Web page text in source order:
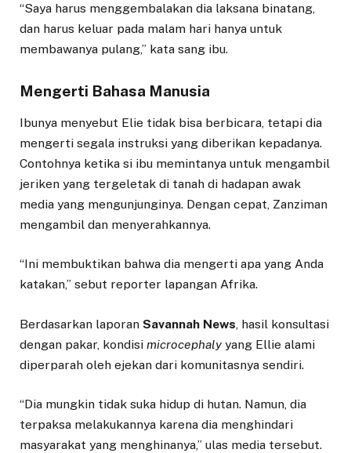
“Saya harus menggembalakan dia laksana binatang,
dan harus keluar pada malam hari hanya untuk
membawanya pulang,” kata sang ibu.
Mengerti Bahasa Manusia
Ibunya menyebut Elie tidak bisa berbicara, tetapi dia
mengerti segala instruksi yang diberikan kepadanya.
Contohnya ketika si ibu memintanya untuk mengambil
jeriken yang tergeletak di tanah di hadapan awak
media yang mengunjunginya. Dengan cepat, Zanziman
mengambil dan menyerahkannya.
“Ini membuktikan bahwa dia mengerti apa yang Anda
katakan,” sebut reporter lapangan Afrika.
Berdasarkan laporan Savannah News , hasil konsultasi
dengan pakar, kondisi microcephaly yang Ellie alami
diperparah oleh ejekan dari komunitasnya sendiri.
“Dia mungkin tidak suka hidup di hutan. Namun, dia
terpaksa melakukannya karena dia menghindari
masyarakat yang menghinanya,” ulas media tersebut.